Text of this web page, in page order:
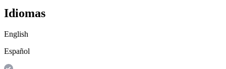
Idiomas
English
Español